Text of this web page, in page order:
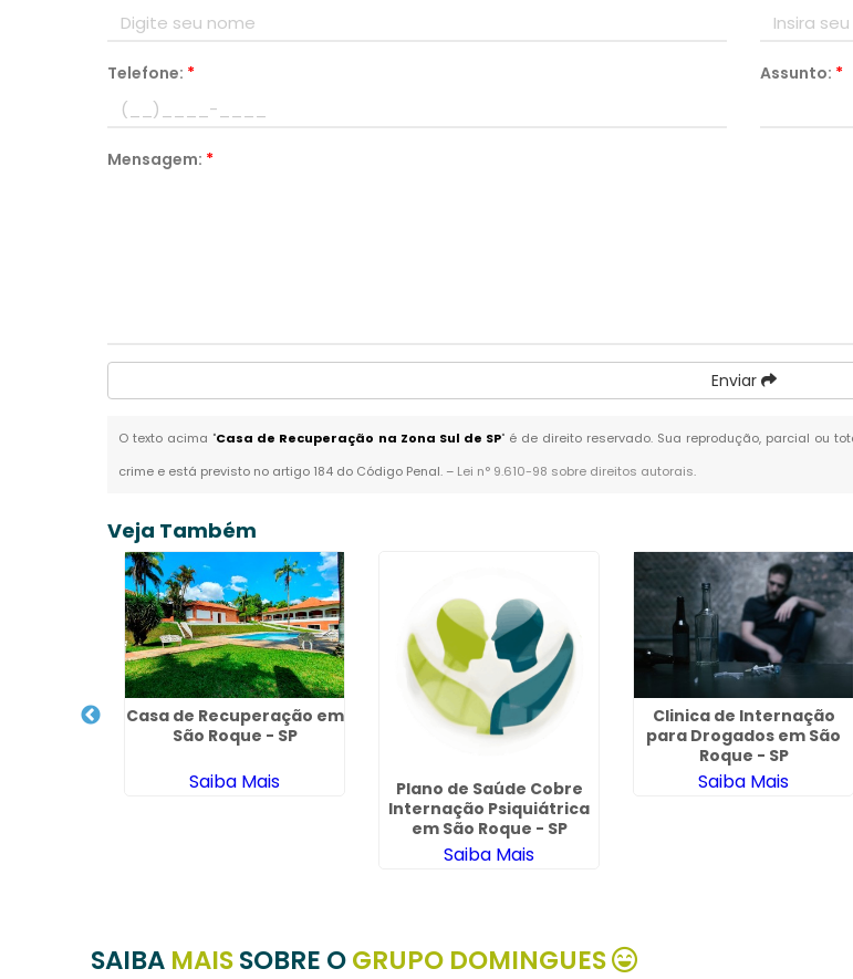
Telefone: * Assunto: *
Mensagem: *
Enviar
O texto acima "Casa de Recuperação na Zona Sul de SP" é de direito reservado. Sua reprodução, parcial ou
crime e está previsto no artigo 184 do Código Penal. – Lei n° 9.610-98 sobre direitos autorais.
Veja Também
Casa de Recuperação em
São Roque - SP
Saiba Mais
Plano de Saúde Cobre
Internação Psiquiátrica
em São Roque - SP
Saiba Mais
Clinica de Internação
para Drogados em São
Roque - SP
Saiba Mais
SAIBA MAISSOBRE OGRUPO DOMINGUES